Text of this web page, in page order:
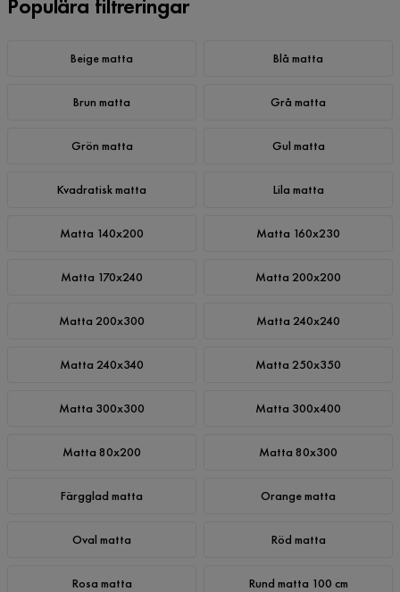
Populära filtreringar
Beige matta Blå matta
Brun matta Grå matta
Grön matta Gul matta
Kvadratisk matta Lila matta
Matta 140x200 Matta 160x230
Matta 170x240 Matta 200x200
Matta 200x300 Matta 240x240
Matta 240x340 Matta 250x350
Matta 300x300 Matta 300x400
Matta 80x200 Matta 80x300
Färgglad matta Orange matta
Oval matta Röd matta
Rosa matta Rund matta 100 cm